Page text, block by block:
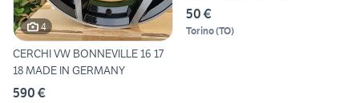
4
CERCHI VW BONNEVILLE 16 17
18 MADE IN GERMANY
590 €
50 €
Torino(TO)